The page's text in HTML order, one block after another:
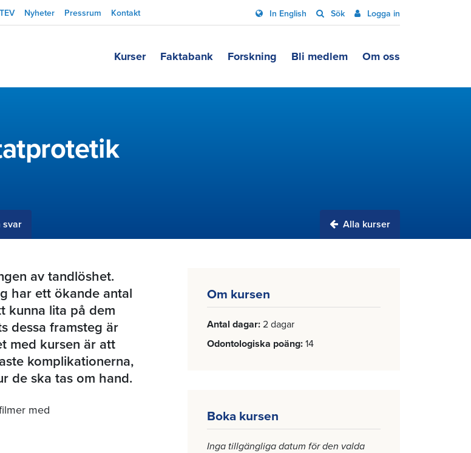
TEV Nyheter Pressrum Kontakt In English Sök Logga in
Kurser Faktabank Forskning Bli medlem Om oss
svar Alla kurser
Om kursen
Antal dagar 2 dagar
Odontologiska poäng 14
Boka kursen
Inga tillgängliga datum för den valda
av tandlöshet.
har ett ökande antal
kunna lita på dem
dessa framsteg är
med kursen är att
komplikationerna,
de ska tas om hand.
med